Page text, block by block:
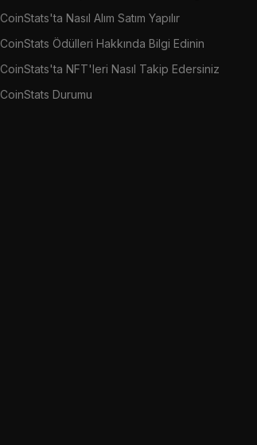
CoinStats'ta Nasıl Alım Satım Yapılır
CoinStats Ödülleri Hakkında Bilgi Edinin
CoinStats'ta NFT'leri Nasıl Takip Edersiniz
CoinStats Durumu